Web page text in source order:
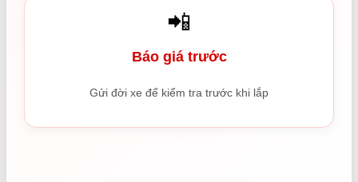
📲
Báo giá trước
Gửi đời xe để kiểm tra trước khi lắp